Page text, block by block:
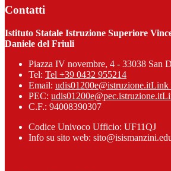
Contatti
Istituto Statale Istruzione Superiore
Daniele del Friuli
Piazza IV novembre, 4 - 33038 San
Tel: Tel +39 0432 955214
Email: udis01200e@istruzione.itLink
PEC: udis01200e@pec.istruzione.it
C.F.: 94008390307
Codice Univoco Ufficio: UF11QJ
Info su sito web: